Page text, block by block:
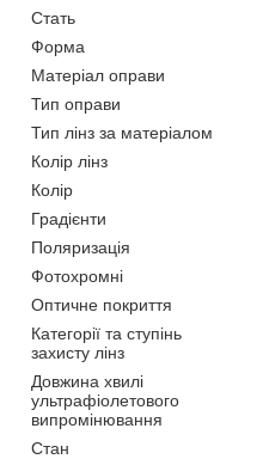
Стать
Форма
Матеріал оправи
Тип оправи
Тип лінз за матеріалом
Колір лінз
Колір
Градієнти
Поляризація
Фотохромні
Оптичне покриття
Категорії та ступінь
захисту лінз
Довжина хвилі
ультрафіолетового
випромінювання
Стан